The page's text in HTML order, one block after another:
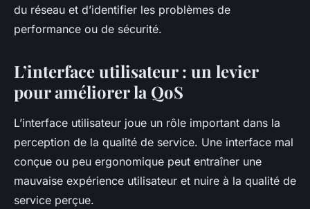
du réseau et d’identifier les problèmes de
performance ou de sécurité.
L’interface utilisateur : un levier
pour améliorer la QoS
L’interface utilisateur joue un rôle important dans la
perception de la qualité de service. Une interface mal
conçue ou peu ergonomique peut entraîner une
mauvaise expérience utilisateur et nuire à la qualité de
service perçue.